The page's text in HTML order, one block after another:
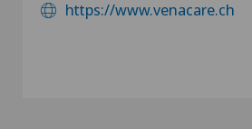
https://www.venacare.ch